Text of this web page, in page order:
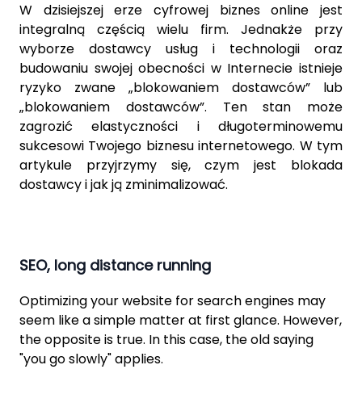
W dzisiejszej erze cyfrowej biznes online jest
integralną częścią wielu firm. Jednakże przy
wyborze dostawcy usług i technologii oraz
budowaniu swojej obecności w Internecie istnieje
ryzyko zwane „blokowaniem dostawców” lub
„blokowaniem dostawców”. Ten stan może
zagrozić elastyczności i długoterminowemu
sukcesowi Twojego biznesu internetowego. W tym
artykule przyjrzymy się, czym jest blokada
dostawcy i jak ją zminimalizować.
SEO, long distance running
Optimizing your website for search engines may
seem like a simple matter at first glance. However,
the opposite is true. In this case, the old saying
"you go slowly" applies.